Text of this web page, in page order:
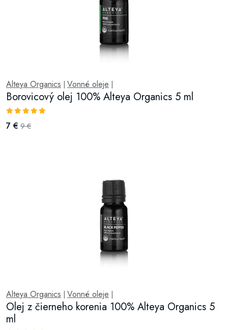
Alteya Organics Vonné oleje
Borovicový olej 100% Alteya Organics 5 ml
7 € 9 €
Alteya Organics Vonné oleje
Olej z čierneho korenia 100% Alteya Organics 5
ml